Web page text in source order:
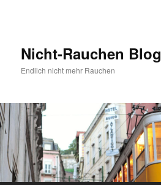
Nicht-Rauchen Blog
Endlich nicht mehr Rauchen